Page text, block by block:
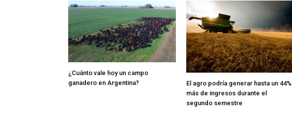
¿Cuánto vale hoy un campo
ganadero en Argentina?
El agro podría generar hasta un 44%
más de ingresos durante el
segundo semestre